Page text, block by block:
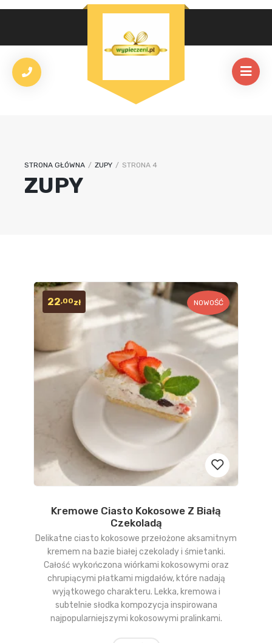
STRONA GŁÓWNA / ZUPY / STRONA 4
ZUPY
Dodaj
do
Kremowe Ciasto Kokosowe Z Białą
Czekoladą
Delikatne ciasto kokosowe przełożone aksamitnym
kremem na bazie białej czekolady i śmietanki.
Całość wykończona wiórkami kokosowymi oraz
chrupiącymi płatkami migdałów, które nadają
wyjątkowego charakteru. Lekka, kremowa i
subtelnie słodka kompozycja inspirowana
najpopularniejszymi kokosowymi pralinkami.
22,00zł NOWOŚĆ